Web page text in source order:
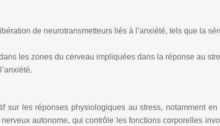
de neurotransmetteurs liés à l’anxiété, tels que la
les zones du cerveau impliquées dans la réponse au
les réponses physiologiques au stress, notamment
autonome, qui contrôle les fonctions corporelles